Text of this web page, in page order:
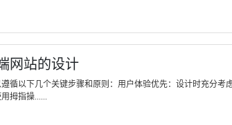
网站的设计
循以下几个关键步骤和原则：用户体验优先：设计时充分考
拇指操......